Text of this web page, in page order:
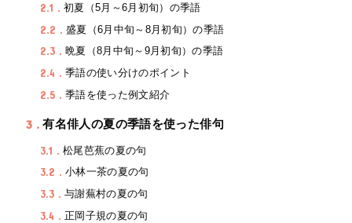
2.1 初夏（5月～6月初旬）の季語
2.2 盛夏（6月中旬～8月初旬）の季語
2.3 晩夏（8月中旬～9月初旬）の季語
2.4 季語の使い分けのポイント
2.5 季語を使った例文紹介
3 有名俳人の夏の季語を使った俳句
3.1 松尾芭蕉の夏の句
3.2 小林一茶の夏の句
3.3 与謝蕪村の夏の句
3.4 正岡子規の夏の句